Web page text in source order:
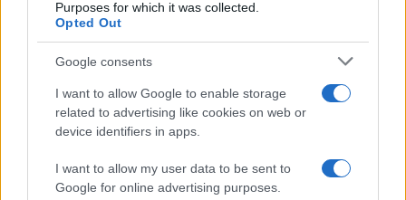
Purposes for which it was collected.
Opted Out
Google consents
I want to allow Google to enable storage
related to advertising like cookies on web or
device identifiers in apps.
I want to allow my user data to be sent to
Google for online advertising purposes.